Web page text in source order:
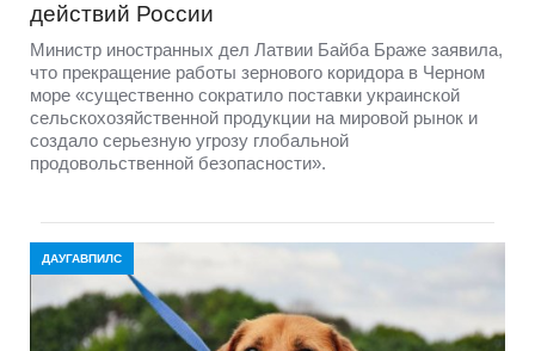
действий России
Министр иностранных дел Латвии Байба Браже заявила,
что прекращение работы зернового коридора в Черном
море «существенно сократило поставки украинской
сельскохозяйственной продукции на мировой рынок и
создало серьезную угрозу глобальной
продовольственной безопасности».
ДАУГАВПИЛС